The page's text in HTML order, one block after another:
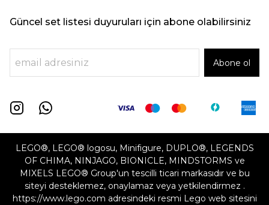
Güncel set listesi duyuruları için abone olabilirsiniz
Abone ol
LEGO®, LEGO® logosu, Minifigure, DUPLO®, LEGENDS
OF CHIMA, NINJAGO, BIONICLE, MINDSTORMS ve
MIXELS LEGO® Group'un tescilli ticari markasıdır ve bu
siteyi desteklemez, onaylamaz veya yetkilendirmez .
https://www.lego.com adresindeki resmi Lego web sitesini